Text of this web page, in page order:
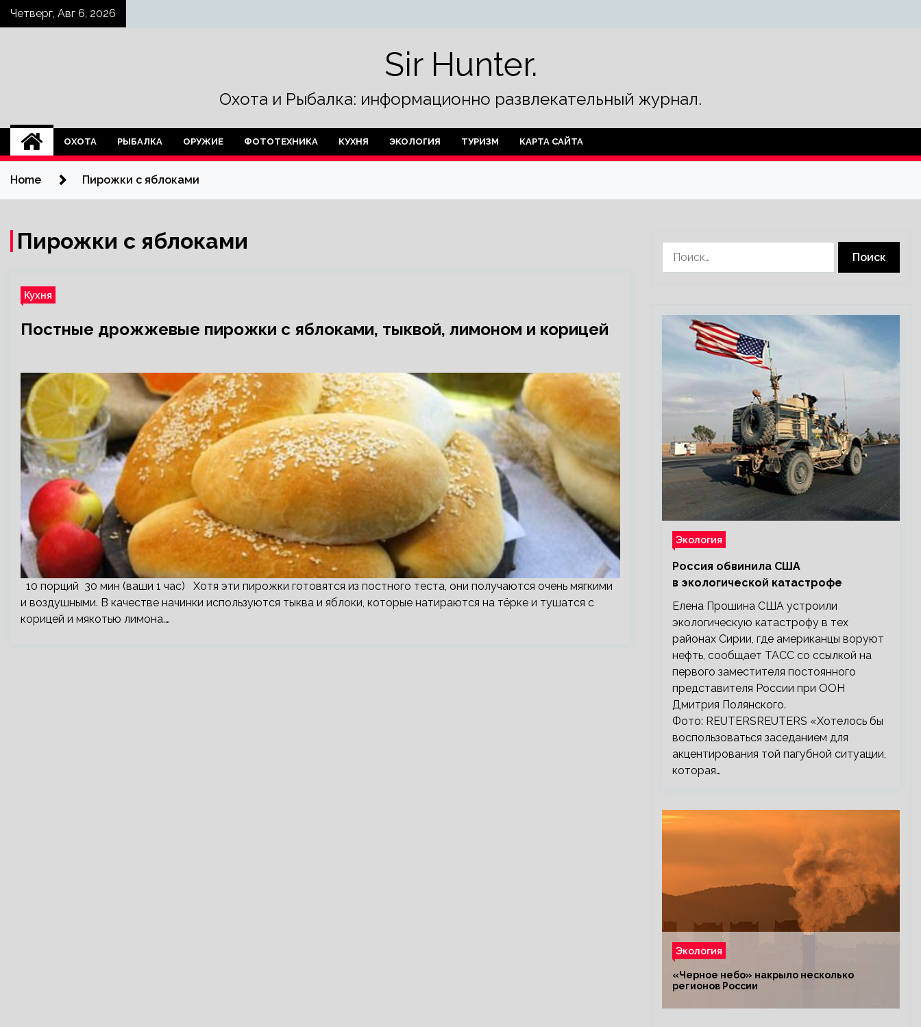
SkipЧетверг, Авг 6, 2026
Sir Hunter.
Охота и Рыбалка: информационно развлекательный журнал.
ОХОТА РЫБАЛКА ОРУЖИЕ ФОТОТЕХНИКА КУХНЯ ЭКОЛОГИЯ ТУРИЗМ КАРТА САЙТА
Home Пирожки с яблоками
Пирожки с яблоками
Кухня
Постные дрожжевые пирожки с яблоками, тыквой, лимоном и корицей
10 порций 30 мин (ваши 1 час) Хотя эти пирожки готовятся из постного теста, они получаются очень мягкими
и воздушными. В качестве начинки используются тыква и яблоки, которые натираются на тёрке и тушатся с
корицей и мякотью лимона.…
Экология
Россия обвинила США
в экологической катастрофе
Елена Прошина США устроили
экологическую катастрофу в тех
районах Сирии, где американцы воруют
нефть, сообщает ТАСС со ссылкой на
первого заместителя постоянного
представителя России при ООН
Дмитрия Полянского.
Фото: REUTERSREUTERS «Хотелось бы
воспользоваться заседанием для
акцентирования той пагубной ситуации,
которая…
Экология
«Черное небо» накрыло несколько
регионов России